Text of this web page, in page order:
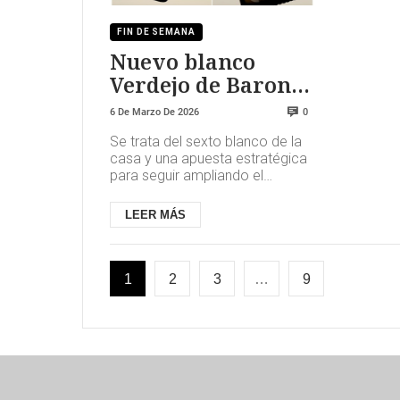
FIN DE SEMANA
Nuevo blanco
Verdejo de Baron
de Ley
6 De Marzo De 2026 0
Se trata del sexto blanco de la
casa y una apuesta estratégica
para seguir ampliando el
esta variedad desde una mir...
LEER MÁS
1 2 3 … 9